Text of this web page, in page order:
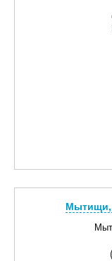
Мытищи,